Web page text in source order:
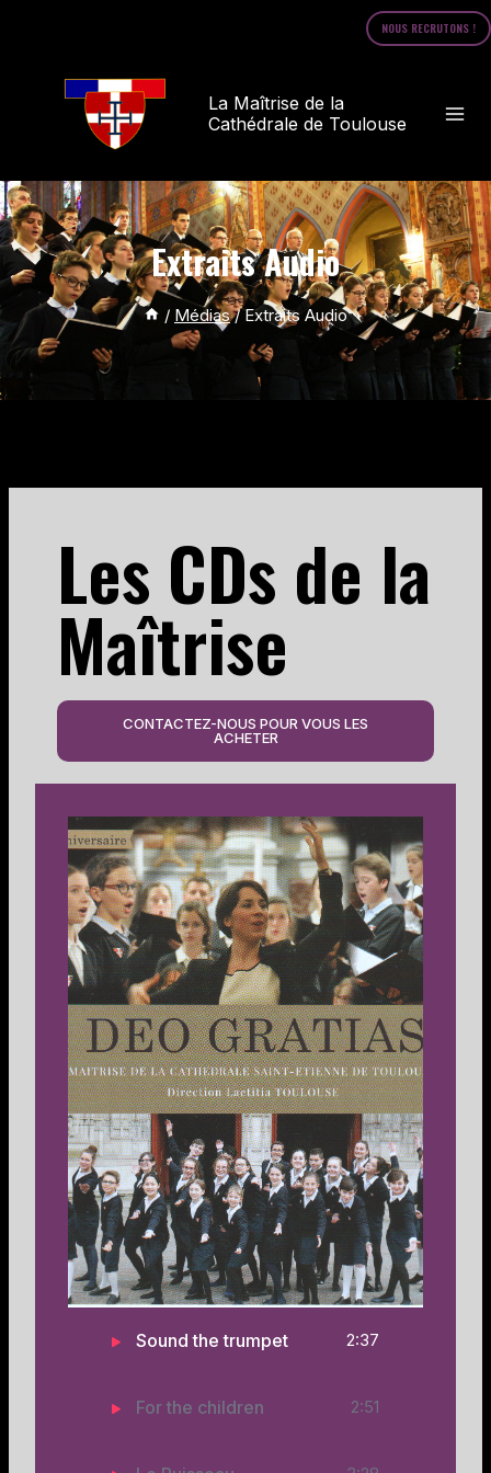
NOUS RECRUTONS !
La Maîtrise de la
Cathédrale de Toulouse
Extraits Audio
/ Médias / Extraits Audio
Les CDs de la
Maîtrise
CONTACTEZ-NOUS POUR VOUS LES
ACHETER
Sound the trumpet 2:37
For the children 2:51